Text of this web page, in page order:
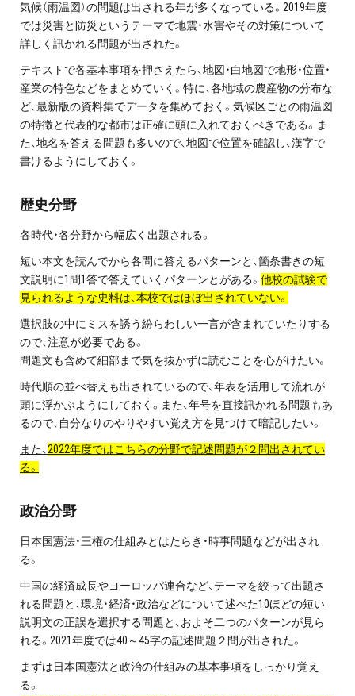
0120-11-3967
受付:9:30～21:30(定休:日曜・祝日)
お問い合わせ・資料請求
無料体験授業とは
気候（雨温図）の問題は出される年が多くなっている。2019年度
では災害と防災というテーマで地震・水害やその対策について
詳しく訊かれる問題が出された。
テキストで各基本事項を押さえたら、地図・白地図で地形・位置・
産業の特色などをまとめていく。特に、各地域の農産物の分布な
ど、最新版の資料集でデータを集めておく。気候区ごとの雨温図
の特徴と代表的な都市は正確に頭に入れておくべきである。ま
た、地名を答える問題も多いので、地図で位置を確認し、漢字で
書けるようにしておく。
歴史分野
各時代・各分野から幅広く出題される。
短い本文を読んでから各問に答えるパターンと、箇条書きの短
文説明に1問1答で答えていくパターンとがある。 他校の試験で
見られるような史料は、本校ではほぼ出されていない。
選択肢の中にミスを誘う紛らわしい一言が含まれていたりする
ので、注意が必要である。
問題文も含めて細部まで気を抜かずに読むことを心がけたい。
時代順の並べ替えも出されているので、年表を活用して流れが
頭に浮かぶようにしておく。また、年号を直接訊かれる問題もあ
るので、自分なりのやりやすい覚え方を見つけて暗記したい。
また、 2022年度ではこちらの分野で記述問題が２問出されてい
る。
政治分野
日本国憲法・三権の仕組みとはたらき・時事問題などが出され
る。
中国の経済成長やヨーロッパ連合など、テーマを絞って出題さ
れる問題と、環境・経済・政治などについて述べた10ほどの短い
説明文の正誤を選択する問題と、およそ二つのパターンが見ら
れる。2021年度では40～45字の記述問題２問が出された。
まずは日本国憲法と政治の仕組みの基本事項をしっかり覚え
る。